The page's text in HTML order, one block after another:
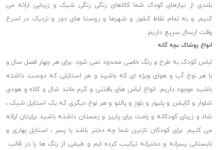
بلندی از نیازهای کودک شما کالاهای رنگی رنگی شیک و زیبایی ارائه می
کنیم. و به تمام نقاط کشور و شهرها و روستا های دور و نزدیک در اسرع
وقت ارسال سریع داریم.
انواع پوشاک بچه گانه
لباس کودک به طرح و رنگ خاصی محدود نمی شود. برای هر چهار فصل سال و
با هر نوع آب و هوای ویژه ای که باشید و هر استایلی که دوست داشته
باشید موجود داریم. انواع لباس های بافتنی و گرم مانند شال و کلاه و هودی
شلوار و کاپشن و پلیور و بلوز و پالتو و هر نوع دیگری که یک استایل شیک ،
شاد و زیبای کودکانه و راحت برای پاییز و زمستان داشته باشید برایتان ارائه
می کنیم. برای کودکان نازنین شما چه دختر باشد یا پسر ، استایل بهاری و
تابستانی پسرانه و دخترانه ترکیب کرده ایم و طیفی از رنگ ها را در قالب